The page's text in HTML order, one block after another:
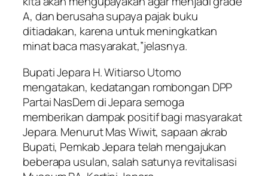
A, dan berusaha supaya pajak buku
ditiadakan, karena untuk meningkatkan
minat baca masyarakat,”jelasnya.
Bupati Jepara H. Witiarso Utomo
mengatakan, kedatangan rombongan DPP
Partai NasDem di Jepara semoga
memberikan dampak positif bagi masyarakat
Jepara. Menurut Mas Wiwit, sapaan akrab
Bupati, Pemkab Jepara telah mengajukan
beberapa usulan, salah satunya revitalisasi